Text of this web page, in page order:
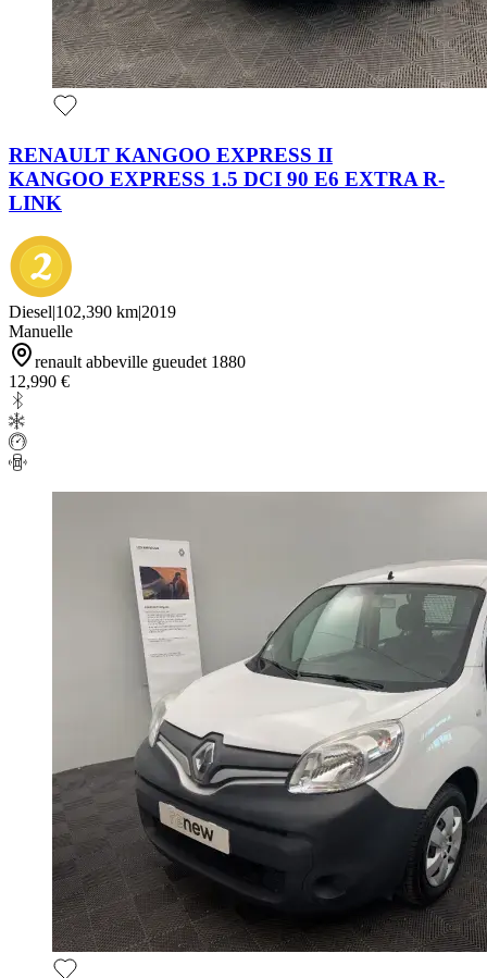
RENAULT KANGOO EXPRESS II
KANGOO EXPRESS 1.5 DCI 90 E6 EXTRA R-
LINK
Diesel|102,390 km|2019
Manuelle
renault abbeville gueudet 1880
12,990 €